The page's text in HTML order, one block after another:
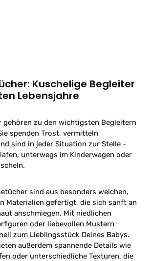
Kuschelige Begleiter
Lebensjahre
gehören zu den wichtigsten Begleitern
spenden Trost, vermitteln
sind in jeder Situation zur Stelle –
unterwegs im Kinderwagen oder
sind aus besonders weichen,
Materialien gefertigt, die sich sanft an
anschmiegen. Mit niedlichen
oder liebevollen Mustern
zum Lieblingsstück Deines Babys.
außerdem spannende Details wie
oder unterschiedliche Texturen, die